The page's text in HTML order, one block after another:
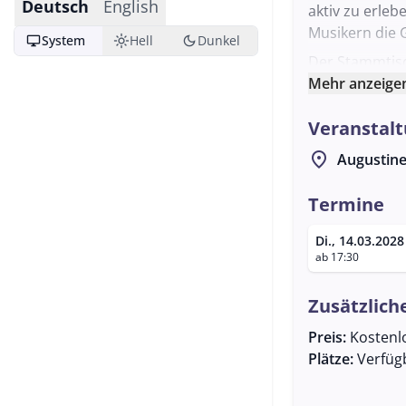
Deutsch English
desktop_windowsSystem light_modeHell dark_modeDunkel
aktiv zu
Musikern die
Der
einem Ort,
Teilnehmer
knüpfen und
alle
Besonders
für
den
Verfügung
Mehr
location_on
Termine
Di., 14.03.2028
ab 17:30
Preis:
Plätze: